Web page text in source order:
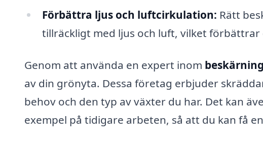
Förbättra ljus och luftcirkulation: Rätt
tillräckligt med ljus och luft, vilket förbättrar
Genom att använda en expert inom
av din grönyta. Dessa företag erbjuder
behov och den typ av växter du har. Det kan
exempel på tidigare arbeten, så att du kan få